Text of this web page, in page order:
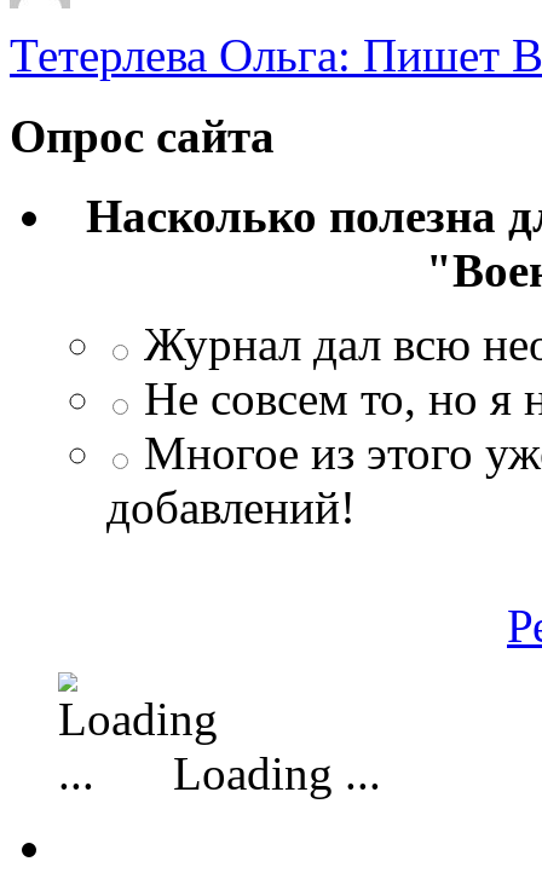
Тетерлева Ольга: Пишет
Опрос сайта
Насколько полезна
Журнал дал всю
Не совсем то, но я
Многое из этого
добавлений!
Loading ...